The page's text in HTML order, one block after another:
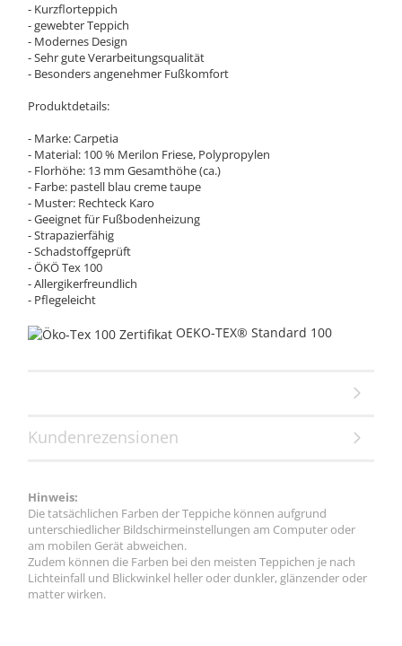
- Kurzflorteppich
- gewebter Teppich
- Modernes Design
- Sehr gute Verarbeitungsqualität
- Besonders angenehmer Fußkomfort
Produktdetails:
- Marke: Carpetia
- Material: 100 % Merilon Friese, Polypropylen
- Florhöhe: 13 mm Gesamthöhe (ca.)
- Farbe: pastell blau creme taupe
- Muster: Rechteck Karo
- Geeignet für Fußbodenheizung
- Strapazierfähig
- Schadstoffgeprüft
- ÖKÖ Tex 100
- Allergikerfreundlich
- Pflegeleicht
OEKO-TEX® Standard 100
Kundenrezensionen
Hinweis:
Die tatsächlichen Farben der Teppiche können aufgrund
unterschiedlicher Bildschirmeinstellungen am Computer oder
am mobilen Gerät abweichen.
Zudem können die Farben bei den meisten Teppichen je nach
Lichteinfall und Blickwinkel heller oder dunkler, glänzender oder
matter wirken.